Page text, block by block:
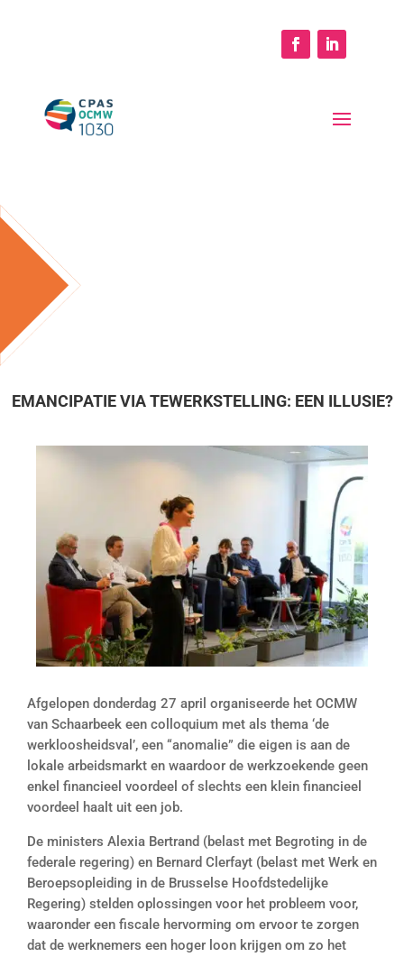
EMANCIPATIE VIA TEWERKSTELLING: EEN ILLUSIE?
Afgelopen donderdag 27 april organiseerde het OCMW
van Schaarbeek een colloquium met als thema ‘de
werkloosheidsval’, een “anomalie” die eigen is aan de
lokale arbeidsmarkt en waardoor de werkzoekende geen
enkel financieel voordeel of slechts een klein financieel
voordeel haalt uit een job.
De ministers Alexia Bertrand (belast met Begroting in de
federale regering) en Bernard Clerfayt (belast met Werk en
Beroepsopleiding in de Brusselse Hoofdstedelijke
Regering) stelden oplossingen voor het probleem voor,
waaronder een fiscale hervorming om ervoor te zorgen
dat de werknemers een hoger loon krijgen om zo het